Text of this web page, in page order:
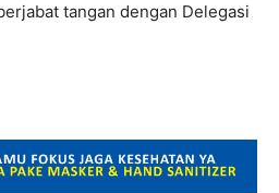
tangan dengan Delegasi